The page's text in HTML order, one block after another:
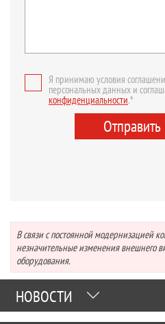
Я принимаю условия
персональных данных и
конфиденциальности.*
В связи с постоянной модернизацией
незначительные изменения внешнего
оборудования.
НОВОСТИ